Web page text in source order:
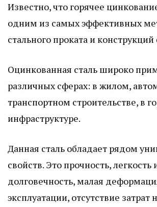
Известно, что горячее
одним из самых эффективных
стального проката и
Оцинкованная сталь широко
различных сферах: в жилом,
транспортном строительстве, в
инфраструктуре.
Данная сталь обладает рядом
свойств. Это прочность, легкость
долговечность, малая
эксплуатации, отсутствие затрат